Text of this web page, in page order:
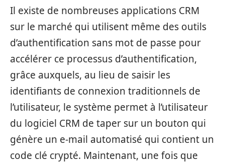
Il existe de nombreuses applications CRM
sur le marché qui utilisent même des outils
d’authentification sans mot de passe pour
accélérer ce processus d’authentification,
grâce auxquels, au lieu de saisir les
identifiants de connexion traditionnels de
l’utilisateur, le système permet à l’utilisateur
du logiciel CRM de taper sur un bouton qui
génère un e-mail automatisé qui contient un
code clé crypté. Maintenant, une fois que